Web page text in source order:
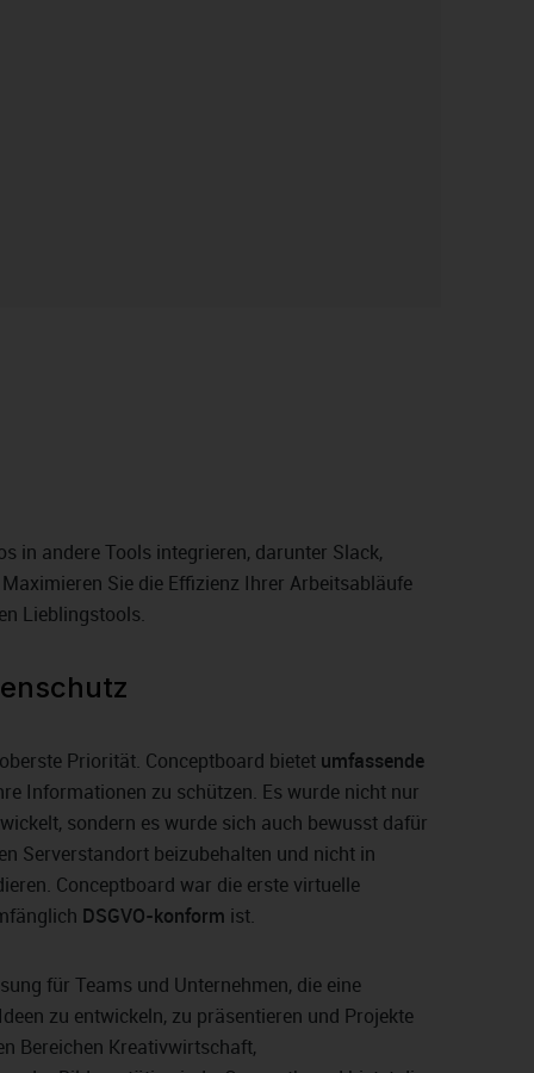
in andere Tools integrieren, darunter Slack,
Sie die Effizienz Ihrer Arbeitsabläufe
Lieblingstools.
Priorität. Conceptboard bietet umfassende
Informationen zu schützen. Es wurde nicht nur
sondern es wurde sich auch bewusst dafür
Serverstandort beizubehalten und nicht in
Conceptboard war die erste virtuelle
DSGVO-konform ist.
für Teams und Unternehmen, die eine
zu entwickeln, zu präsentieren und Projekte
Bereichen Kreativwirtschaft,